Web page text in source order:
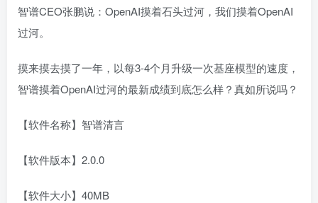
智谱CEO张鹏说：OpenAI摸着石头过河，我们摸着OpenAI
过河。
摸来摸去摸了一年，以每3-4个月升级一次基座模型的速度，
智谱摸着OpenAI过河的最新成绩到底怎么样？真如所说吗？
【软件名称】智谱清言
【软件版本】2.0.0
【软件大小】40MB